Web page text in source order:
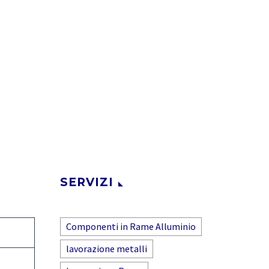
SERVIZI
Componenti in Rame Alluminio
lavorazione metalli